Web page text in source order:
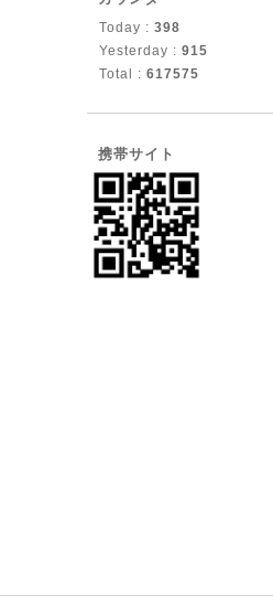
Today : 398
Yesterday : 915
Total : 617575
携帯サイト